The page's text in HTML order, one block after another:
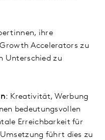
ihre
Accelerators zu
Unterschied zu
: Kreativität, Werbung
bedeutungsvollen
Erreichbarkeit für
führt dies zu